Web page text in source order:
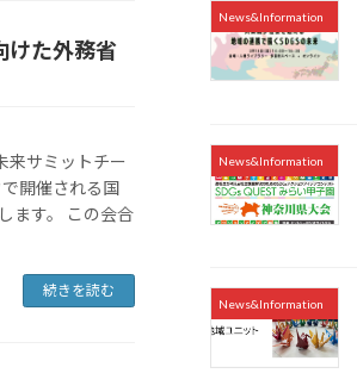
けた外務省
来サミットチー
開催される国
ます。 この会合
続きを読む
News&Information
News&Information
News&Information